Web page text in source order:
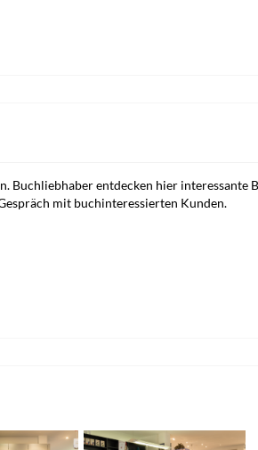
Buchliebhaber entdecken hier interessante
mit buchinteressierten Kunden.